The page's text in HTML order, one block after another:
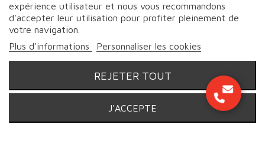
expérience utilisateur et nous vous recommandons
d'accepter leur utilisation pour profiter pleinement de
votre navigation.
Plus d'informations
Personnaliser les cookies
REJETER TOUT
J'ACCEPTE
© Markeo - 2026 | Tous droits réservés